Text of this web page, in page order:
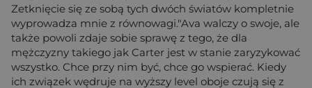
Zetknięcie się ze sobą tych dwóch światów kompletnie
wyprowadza mnie z równowagi."Ava walczy o swoje, ale
także powoli zdaje sobie sprawę z tego, że dla
mężczyzny takiego jak Carter jest w stanie zaryzykować
wszystko. Chce przy nim być, chce go wspierać. Kiedy
ich związek wędruje na wyższy level oboje czują się z